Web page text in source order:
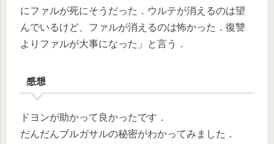
にファルが死にそうだった．ウルテが消えるのは望
んでいるけど、ファルが消えるのは怖かった．復讐
よりファルが大事になった」と言う．
感想
ドヨンが助かって良かったです．
だんだんブルガサルの秘密がわかってみました．